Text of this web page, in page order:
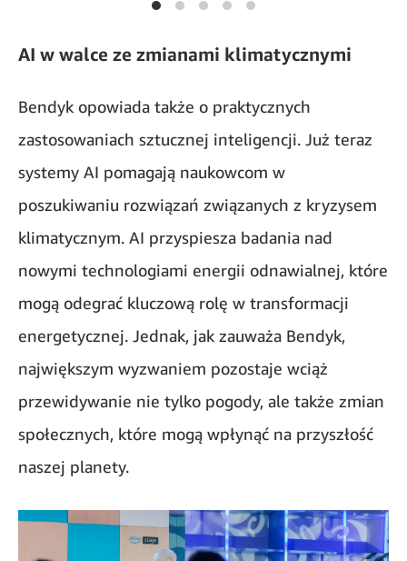
AI w walce ze zmianami klimatycznymi
Bendyk opowiada także o praktycznych
zastosowaniach sztucznej inteligencji. Już teraz
systemy AI pomagają naukowcom w
poszukiwaniu rozwiązań związanych z kryzysem
klimatycznym. AI przyspiesza badania nad
nowymi technologiami energii odnawialnej, które
mogą odegrać kluczową rolę w transformacji
energetycznej. Jednak, jak zauważa Bendyk,
największym wyzwaniem pozostaje wciąż
przewidywanie nie tylko pogody, ale także zmian
społecznych, które mogą wpłynąć na przyszłość
naszej planety.